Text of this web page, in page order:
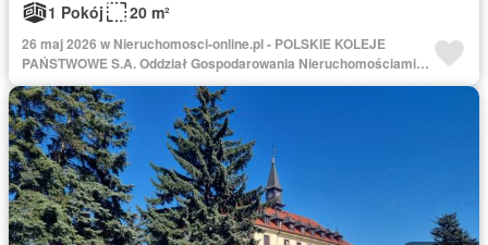
1 Pokój
20 m²
26 maj 2026 w Nieruchomosci-online.pl - POLSKIE KOLEJE
PAŃSTWOWE S.A. Oddział Gospodarowania Nieruchomościami w
Poznaniu